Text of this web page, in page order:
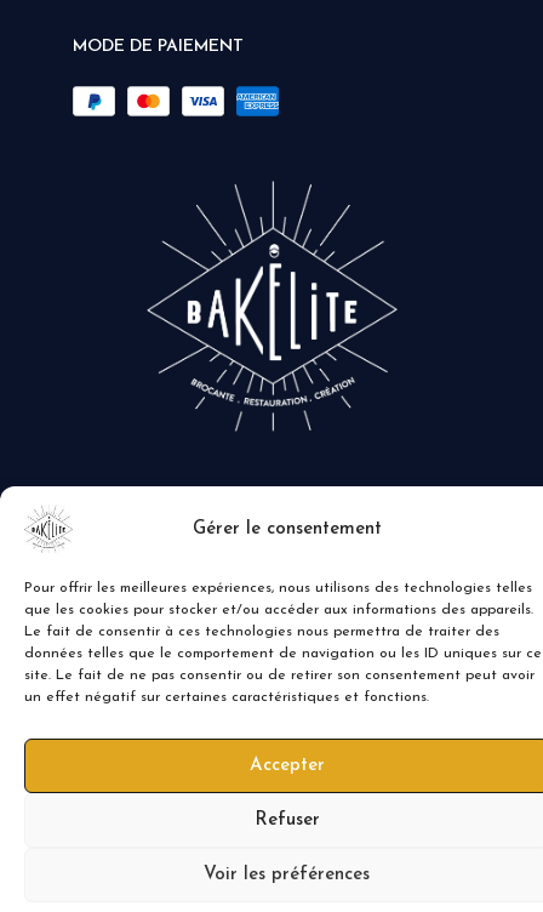
Gérer le consentement
Pour offrir les meilleures expériences, nous utilisons des technologies telles
que les cookies pour stocker et/ou accéder aux informations des appareils.
Le fait de consentir à ces technologies nous permettra de traiter des
données telles que le comportement de navigation ou les ID uniques sur ce
site. Le fait de ne pas consentir ou de retirer son consentement peut avoir
un effet négatif sur certaines caractéristiques et fonctions.
Accepter
Refuser
Voir les préférences
MODE DE PAIEMENT